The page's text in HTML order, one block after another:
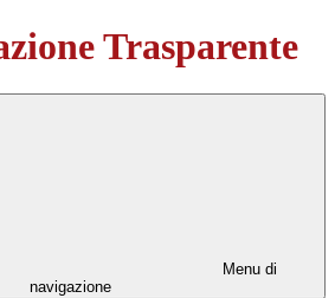
Trasparente
Menu di
navigazione